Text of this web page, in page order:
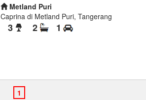
Metland Puri
Caprina di Metland Puri, Tangerang
3 2 1